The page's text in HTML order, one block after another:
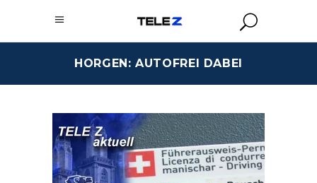
HORGEN: AUTOFREI DABEI